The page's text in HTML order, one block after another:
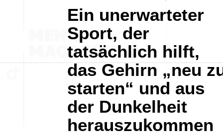
Ein unerwarteter
Sport, der
tatsächlich hilft,
das Gehirn „neu
starten“ und aus
der Dunkelheit
herauszukommen